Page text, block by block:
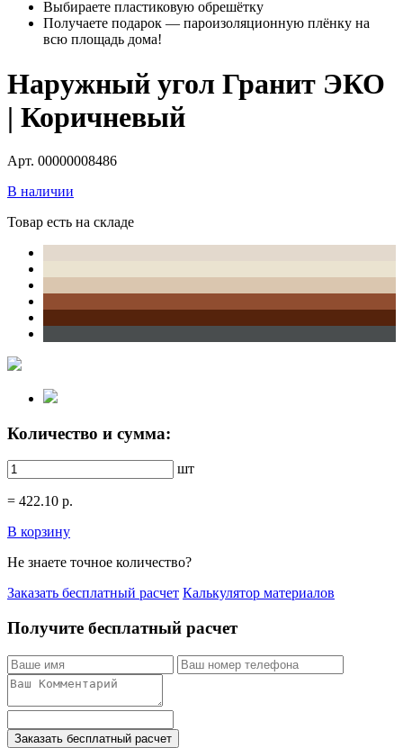
Выбираете пластиковую обрешётку
Получаете подарок — пароизоляционную плёнку на
всю площадь дома!
Наружный угол Гранит ЭКО
| Коричневый
Арт. 00000008486
В наличии
Товар есть на складе
Количество и сумма:
шт
= 422.10 р.
В корзину
Не знаете точное количество?
Заказать бесплатный расчет Калькулятор материалов
Получите бесплатный расчет
Заказать бесплатный расчет